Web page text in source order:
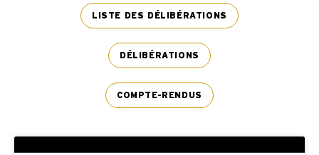
LISTE DES DÉLIBÉRATIONS
DÉLIBÉRATIONS
COMPTE-RENDUS